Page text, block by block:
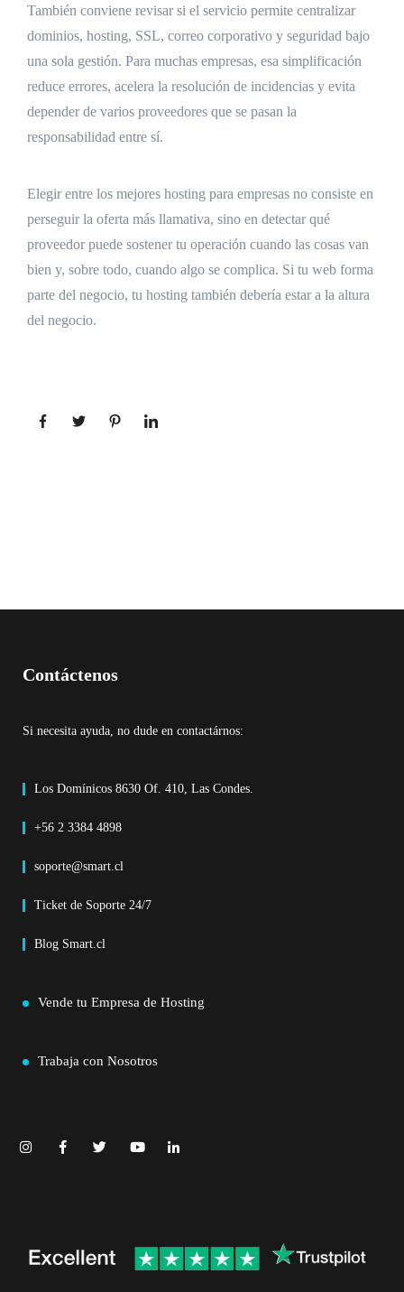
También conviene revisar si el servicio permite centralizar
dominios, hosting, SSL, correo corporativo y seguridad bajo
una sola gestión. Para muchas empresas, esa simplificación
reduce errores, acelera la resolución de incidencias y evita
depender de varios proveedores que se pasan la
responsabilidad entre sí.
Elegir entre los mejores hosting para empresas no consiste en
perseguir la oferta más llamativa, sino en detectar qué
proveedor puede sostener tu operación cuando las cosas van
bien y, sobre todo, cuando algo se complica. Si tu web forma
parte del negocio, tu hosting también debería estar a la altura
del negocio.
Contáctenos
Si necesita ayuda, no dude en contactárnos:
Los Domínicos 8630 Of. 410, Las Condes.
+56 2 3384 4898
soporte@smart.cl
Ticket de Soporte 24/7
Blog Smart.cl
Vende tu Empresa de Hosting
Trabaja con Nosotros